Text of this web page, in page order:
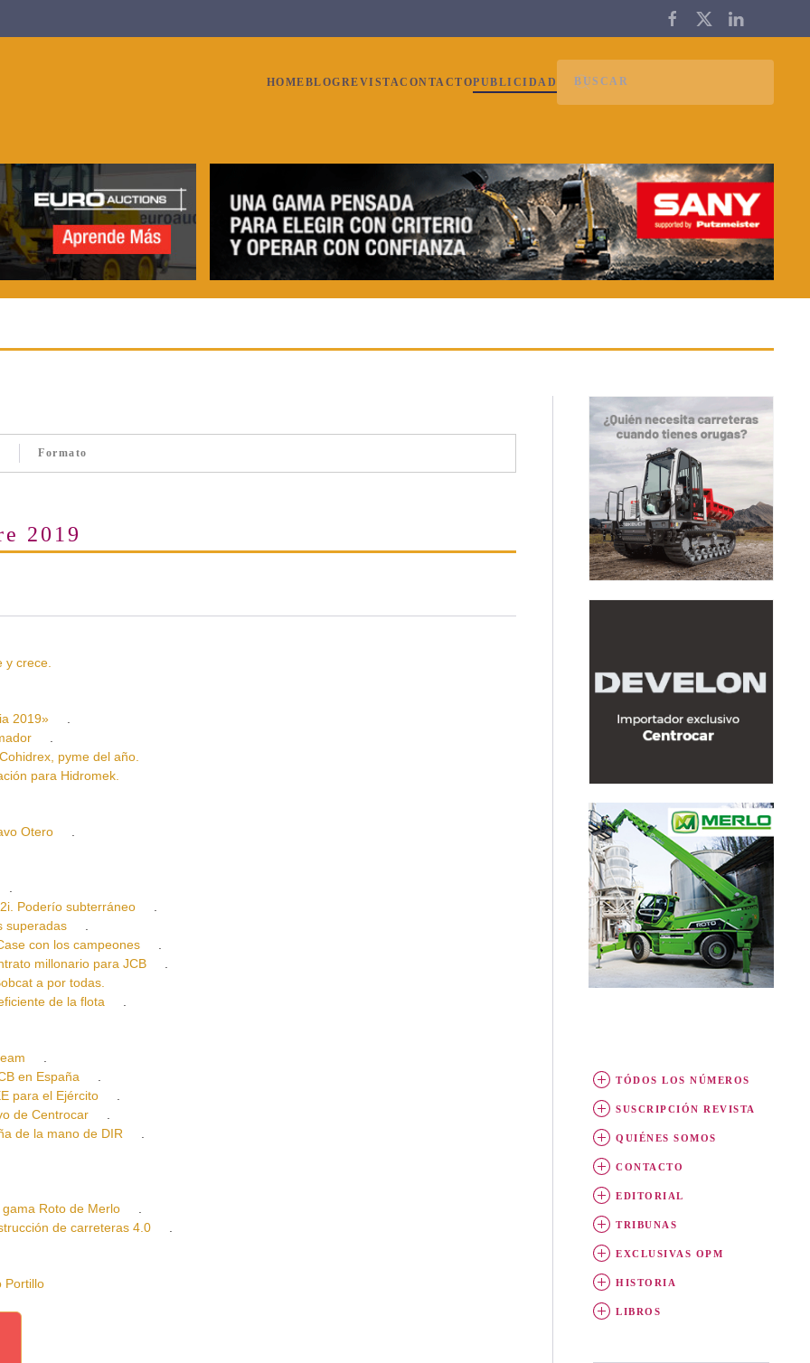
HOMEBLOGREVISTACONTACTOPUBLICIDAD
Formato
2019
y crece.
2019»
.
.
pyme del año.
para Hidromek.
Otero .
.
Poderío subterráneo
.
superadas
.
con los campeones
.
millonario para JCB
.
a por todas.
de la flota .
.
en España
.
para el Ejército
.
de Centrocar
.
de la mano de DIR .
Roto de Merlo
.
de carreteras 4.0 .
Portillo
TÓDOS LOS NÚMEROS
SUSCRIPCIÓN REVISTA
QUIÉNES SOMOS
CONTACTO
EDITORIAL
TRIBUNAS
EXCLUSIVAS OPM
HISTORIA
LIBROS